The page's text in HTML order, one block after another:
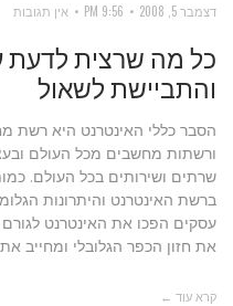
דצמבר 5, 2008 9:56 PM אין תגובות
כל מה שרצית לדעת
והתביישת לשאול
הסבר כללי האינטרנט היא רשת
ורשתות מחשבים מכל העולם
שרתים ושירותים בכל העולם.
ברשת האינטרנט והיתרונות
עסקים הפכו את האינטרנט
את חזון הכפר הגלובלי ומחייב
קרא עוד ←